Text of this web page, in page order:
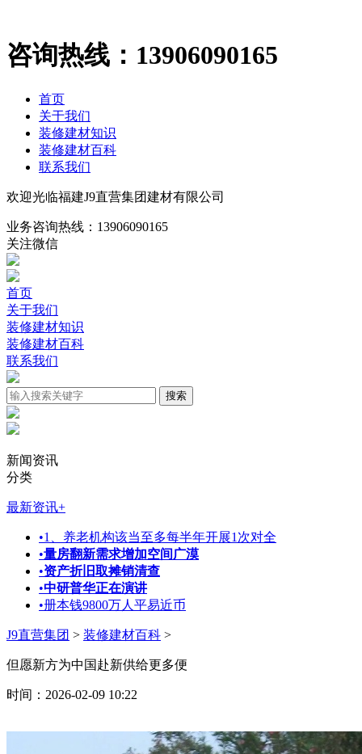
咨询热线： 13906090165
首页
关于我们
装修建材知识
装修建材百科
联系我们
欢迎光临福建J9直营集团建材有限公司
业务咨询热线： 13906090165
关注微信
首页
关于我们
装修建材知识
装修建材百科
联系我们
新闻资讯
分类
最新资讯+
•1、养老机构该当至多每半年开展1次对全
•量房翻新需求增加空间广漠
•资产折旧取摊销清查
•中研普华正在演讲
•册本钱9800万人平易近币
J9直营集团 > 装修建材百科 >
但愿新方为中国赴新供给更多便
时间：2026-02-09 10:22